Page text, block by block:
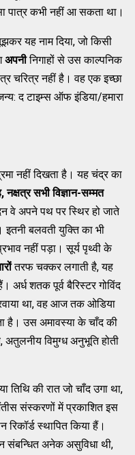
पात्र कभी नहीं आ सकता था।
यह नाम दिया, जो किसी
अपनीनिगाहों से उस काल्पनिक
चरित्र नहीं है। वह एक इच्छा
द टाइम्स ऑफ इंडिया/हमारा
नहीं दिखता है। यह चंद्र का
,नक्षत्रसभीविज्ञान-सम्मत
वे अपने पथ पर स्थिर हो जाते
बलवती युक्ति का भी
नहीं पड़ा। सूर्य पृथ्वी के
तरफ चक्कर लगाती है, यह
शतक पूर्व बैरिस्टर गोविंद
था, वह आज तक ओडिया
है। उस अमावस्या के चाँद की
अतुलनीय विमुग्ध अनुभूति होती
की रात जो चाँद उगा था,
संस्करणों में प्रकाशित इस
स्थापित किया हैं।
संबन्धित अनेक असुविधा थी,